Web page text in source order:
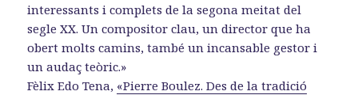
interessants i complets de la segona meitat del
segle XX. Un compositor clau, un director que ha
obert molts camins, també un incansable gestor i
un audaç teòric.»
Fèlix Edo Tena, «Pierre Boulez. Des de la tradició